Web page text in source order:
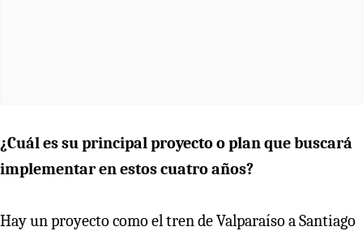
¿Cuál es su principal proyecto o plan que buscará
implementar en estos cuatro años?
Hay un proyecto como el tren de Valparaíso a Santiago